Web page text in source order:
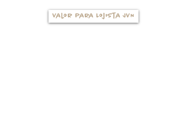
Valor para Lojista JVN